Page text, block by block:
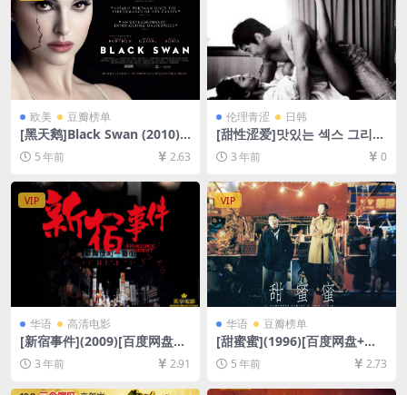
欧美 豆瓣榜单
[黑天鹅]Black Swan (2010)
[百度网盘+迅雷云盘资源1080
P超清未删减][MP4/6.7GB][中
5 年前 2.63
伦理青涩 日韩
[甜性涩爱]맛있는 섹스 그리고
사랑 (2003)[百度网盘+夸克网
盘DVD原盘高清未删减资源]
字幕]【手机/平板无法在线播
放，请使用电脑下载防和谐压
缩包（含解压密码）】
3 年前 0
VIP
华语 高清电影
[新宿事件](2009)[百度网盘
+夸克网盘1080P超清未删减
资源][网盘在线播放/下载][MP
4/7.7GB][中文字幕]
3 年前 2.91
VIP
华语 豆瓣榜单
[甜蜜蜜](1996)[百度网盘+迅
雷云盘资源1080P超清未删减]
[MP4/7.5GB][粤语中字]
5 年前 2.73